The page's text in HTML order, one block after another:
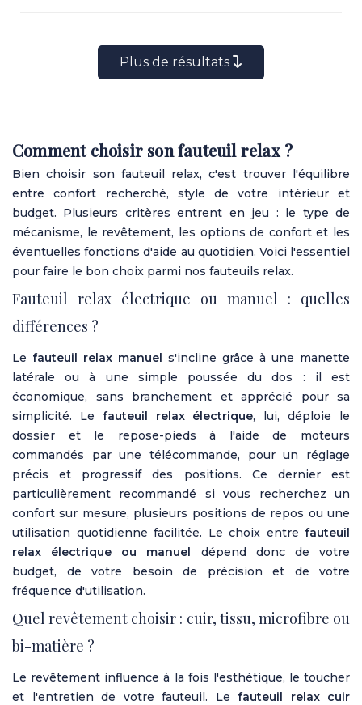
Plus de résultats
Comment choisir son fauteuil relax ?
Bien choisir son fauteuil relax, c'est trouver l'équilibre
entre confort recherché, style de votre intérieur et
budget. Plusieurs critères entrent en jeu : le type de
mécanisme, le revêtement, les options de confort et les
éventuelles fonctions d'aide au quotidien. Voici l'essentiel
pour faire le bon choix parmi nos fauteuils relax.
Fauteuil relax électrique ou manuel : quelles
différences ?
Le fauteuil relax manuel s'incline grâce à une manette
latérale ou à une simple poussée du dos : il est
économique, sans branchement et apprécié pour sa
simplicité. Le fauteuil relax électrique, lui, déploie le
dossier et le repose-pieds à l'aide de moteurs
commandés par une télécommande, pour un réglage
précis et progressif des positions. Ce dernier est
particulièrement recommandé si vous recherchez un
confort sur mesure, plusieurs positions de repos ou une
utilisation quotidienne facilitée. Le choix entre fauteuil
relax électrique ou manuel dépend donc de votre
budget, de votre besoin de précision et de votre
fréquence d'utilisation.
Quel revêtement choisir : cuir, tissu, microfibre ou
bi-matière ?
Le revêtement influence à la fois l'esthétique, le toucher
et l'entretien de votre fauteuil. Le fauteuil relax cuir